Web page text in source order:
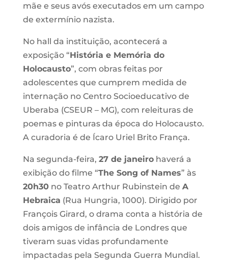
mãe e seus avós executados em um campo
de extermínio nazista.
No hall da instituição, acontecerá a
exposição “História e Memória do
Holocausto”, com obras feitas por
adolescentes que cumprem medida de
internação no Centro Socioeducativo de
Uberaba (CSEUR – MG), com releituras de
poemas e pinturas da época do Holocausto.
A curadoria é de Ícaro Uriel Brito França.
Na segunda-feira, 27 de janeirohaverá a
exibição do filme “The Song of Names” às
20h30no Teatro Arthur Rubinstein de A
Hebraica (Rua Hungria, 1000). Dirigido por
François Girard, o drama conta a história de
dois amigos de infância de Londres que
tiveram suas vidas profundamente
impactadas pela Segunda Guerra Mundial.